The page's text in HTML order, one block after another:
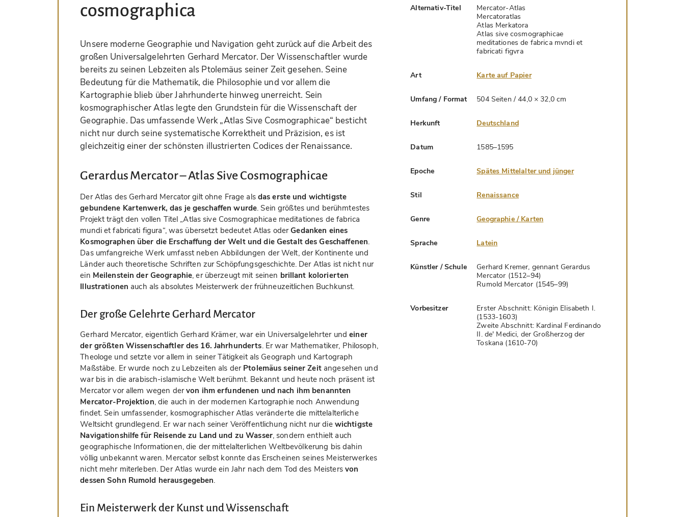
cosmographica
Unsere moderne Geographie und Navigation geht zurück auf die Arbeit des
großen Universalgelehrten Gerhard Mercator. Der Wissenschaftler wurde
bereits zu seinen Lebzeiten als Ptolemäus seiner Zeit gesehen. Seine
Bedeutung für die Mathematik, die Philosophie und vor allem die
Kartographie blieb über Jahrhunderte hinweg unerreicht. Sein
kosmographischer Atlas legte den Grundstein für die Wissenschaft der
Geographie. Das umfassende Werk „Atlas Sive Cosmographicae“ besticht
nicht nur durch seine systematische Korrektheit und Präzision, es ist
gleichzeitig einer der schönsten illustrierten Codices der Renaissance.
Gerardus Mercator – Atlas Sive Cosmographicae
Der Atlas des Gerhard Mercator gilt ohne Frage als das erste und wichtigste
gebundene Kartenwerk, das je geschaffen wurde. Sein größtes und berühmtestes
Projekt trägt den vollen Titel „Atlas sive Cosmographicae meditationes de fabrica
mundi et fabricati figura“, was übersetzt bedeutet Atlas oderGedanken eines
Kosmographen über die Erschaffung der Welt und die Gestalt des Geschaffenen.
Das umfangreiche Werk umfasst neben Abbildungen der Welt, der Kontinente und
Länder auch theoretische Schriften zur Schöpfungsgeschichte. Der Atlas ist nicht nur
ein Meilenstein der Geographie, er überzeugt mit seinen brillant kolorierten
Illustrationen auch als absolutes Meisterwerk der frühneuzeitlichen Buchkunst.
Der große Gelehrte Gerhard Mercator
Gerhard Mercator, eigentlich Gerhard Krämer, war ein Universalgelehrter undeiner
der größten Wissenschaftler des 16. Jahrhunderts. Er war Mathematiker, Philosoph,
Theologe und setzte vor allem in seiner Tätigkeit als Geograph und Kartograph
Maßstäbe. Er wurde noch zu Lebzeiten als der Ptolemäus seiner Zeitangesehen und
war bis in die arabisch-islamische Welt berühmt. Bekannt und heute noch präsent ist
Mercator vor allem wegen dervon ihm erfundenen und nach ihm benannten
Mercator-Projektion, die auch in der modernen Kartographie noch Anwendung
findet. Sein umfassender, kosmographischer Atlas veränderte die mittelalterliche
Weltsicht grundlegend. Er war nach seiner Veröffentlichung nicht nur die wichtigste
Navigationshilfe für Reisende zu Land und zu Wasser, sondern enthielt auch
geographische Informationen, die der mittelalterlichen Weltbevölkerung bis dahin
völlig unbekannt waren. Mercator selbst konnte das Erscheinen seines Meisterwerkes
nicht mehr miterleben. Der Atlas wurde ein Jahr nach dem Tod des Meisters von
dessen Sohn Rumold herausgegeben.
Ein Meisterwerk der Kunst und Wissenschaft
Alternativ-Titel
Mercator-Atlas
Mercatoratlas
Atlas Merkatora
Atlas sive cosmographicae
meditationes de fabrica mvndi et
fabricati figvra
Art Karte auf Papier
Umfang / Format 504 Seiten / 44,0 × 32,0 cm
Herkunft Deutschland
Datum 1585–1595
Epoche Spätes Mittelalter und jünger
Stil Renaissance
Genre Geographie / Karten
Sprache Latein
Künstler / Schule
Gerhard Kremer, gennant Gerardus
Mercator (1512–94)
Rumold Mercator (1545–99)
Vorbesitzer
Erster Abschnitt: Königin Elisabeth I.
(1533-1603)
Zweite Abschnitt: Kardinal Ferdinando
II. de' Medici, der Großherzog der
Toskana (1610-70)